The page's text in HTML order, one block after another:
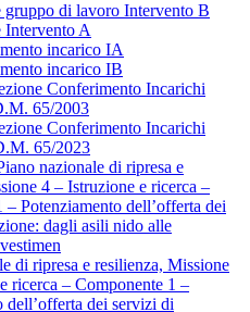
gruppo di lavoro Intervento B
Intervento A
incarico IA
incarico IB
Conferimento Incarichi
65/2003
Conferimento Incarichi
65/2023
nazionale di ripresa e
4 – Istruzione e ricerca –
– Potenziamento dell’offerta dei
dagli asili nido alle
di ripresa e resilienza, Missione
ricerca – Componente 1 –
dell’offerta dei servizi di